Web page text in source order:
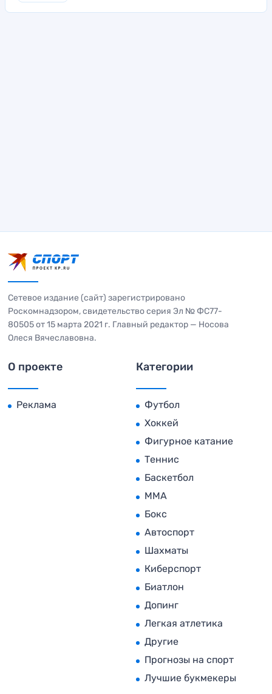
Сетевое издание (сайт) зарегистрировано
Роскомнадзором, свидетельство серия Эл № ФС77-
80505 от 15 марта 2021 г. Главный редактор — Носова
Олеся Вячеславовна.
О проекте
Реклама
Категории
Футбол
Хоккей
Фигурное катание
Теннис
Баскетбол
MMA
Бокс
Автоспорт
Шахматы
Киберспорт
Биатлон
Допинг
Легкая атлетика
Другие
Прогнозы на спорт
Лучшие букмекеры